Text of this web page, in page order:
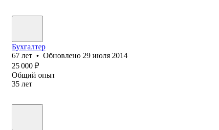
Бухгалтер
67 лет • Обновлено 29 июля 2014
25 000 ₽
Общий опыт
35 лет